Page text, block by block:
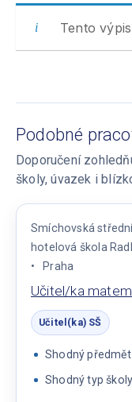
Tento
Podobné
Doporučení
školy, úvazek i
Smíchovská
hotelová škola
Praha
Učitel/ka
Učitel(ka) SŠ
Shodný
Shodný typ